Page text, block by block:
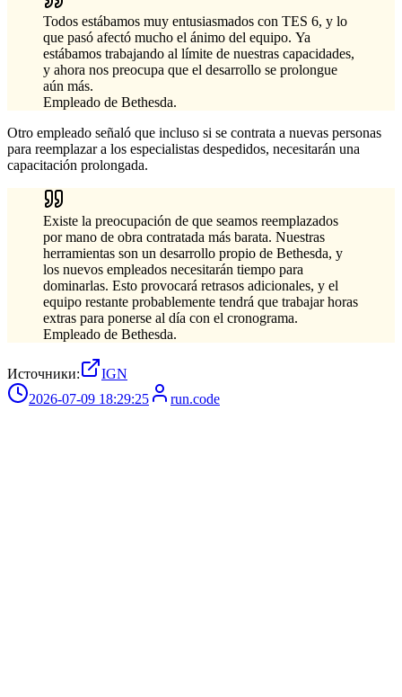
Todos estábamos muy entusiasmados con TES 6, y lo
que pasó afectó mucho el ánimo del equipo. Ya
estábamos trabajando al límite de nuestras capacidades,
y ahora nos preocupa que el desarrollo se prolongue
aún más.
Empleado de Bethesda.
Otro empleado señaló que incluso si se contrata a nuevas personas
para reemplazar a los especialistas despedidos, necesitarán una
capacitación prolongada.
Existe la preocupación de que seamos reemplazados
por mano de obra contratada más barata. Nuestras
herramientas son un desarrollo propio de Bethesda, y
los nuevos empleados necesitarán tiempo para
dominarlas. Esto provocará retrasos adicionales, y el
equipo restante probablemente tendrá que trabajar horas
extras para ponerse al día con el cronograma.
Empleado de Bethesda.
Источники:
IGN
2026-07-09 18:29:25
run.code